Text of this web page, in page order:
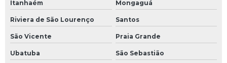
Itanhaém Mongaguá
Riviera de São Lourenço Santos
São Vicente Praia Grande
Ubatuba São Sebastião